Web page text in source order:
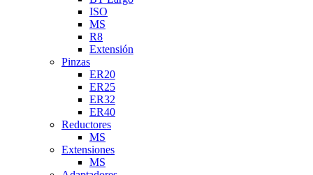
ISO
MS
R8
Extensión
Pinzas
ER20
ER25
ER32
ER40
Reductores
MS
Extensiones
MS